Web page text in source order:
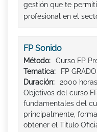
gestión que te
profesional en el
FP Sonido
Método:
Curso FP
Tematica:
FP
Duración:
2000 horas
Objetivos del curso
fundamentales del
principalmente,
obtener el Titulo